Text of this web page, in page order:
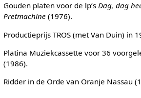
Gouden platen voor de lp’s Dag, dag
Pretmachine (1976).
Productieprijs TROS (met Van Duin) in
Platina Muziekcassette voor 36
(1986).
Ridder in de Orde van Oranje Nassau